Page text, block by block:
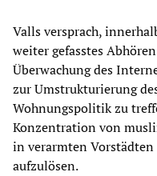
Valls versprach,
weiter gefasstes
Überwachung des
zur Umstrukturierung
Wohnungspolitik zu
Konzentration von
in verarmten
aufzulösen.